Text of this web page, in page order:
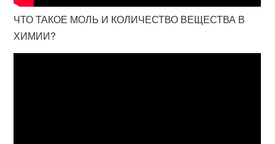
ЧТО ТАКОЕ МОЛЬ И КОЛИЧЕСТВО ВЕЩЕСТВА В
ХИМИИ?